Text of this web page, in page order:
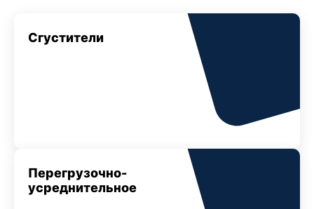
Сгустители
Перегрузочно-
усреднительное